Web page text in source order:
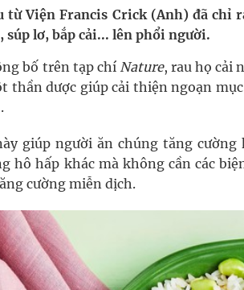
dân
Đông Tây Barbershop dành nguồn lực cho
được thu thêm tiền của người bệnh bảo
hiểm vì tiến triển quá âm thầm
Khi việc học bắt đầu từ trải nghiệm thực tế
kinh doanh dược liệu
từ Viện Francis Crick (Anh) đã chỉ
súp lơ, bắp cải... lên phổi người.
bố trên tạp chíNature, rau họ cải
thần dược giúp cải thiện ngoạn
giúp người ăn chúng tăng
hô hấp khác mà không cần các
cường miễn dịch.